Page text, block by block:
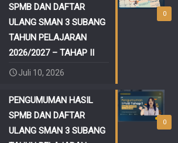
0
SPMB DAN DAFTAR
ULANG SMAN 3 SUBANG
TAHUN PELAJARAN
2026/2027 – TAHAP II
Juli 10, 2026
0
PENGUMUMAN HASIL
SPMB DAN DAFTAR
ULANG SMAN 3 SUBANG